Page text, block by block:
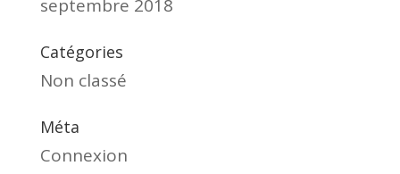
septembre 2018
Catégories
Non classé
Méta
Connexion